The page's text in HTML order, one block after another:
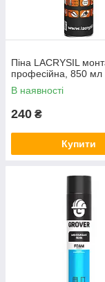
Піна LACRYSIL
професійна, 850 мл
В наявності
240 ₴
Купити